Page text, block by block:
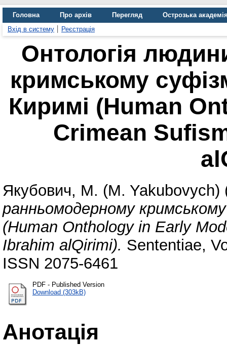
Головна Про архів Перегляд
Острозька
Вхід в систему
Реєстрація
Онтологія
кримському
Киримі (Human
Crimean
Якубович, М. (M. Yakubovych)
ранньомодерному кримському
(Human Onthology in Early
Ibrahim alQirimi). Sententiae,
ISSN 2075-6461
PDF - Published Version
Download (303kB)
Анотація